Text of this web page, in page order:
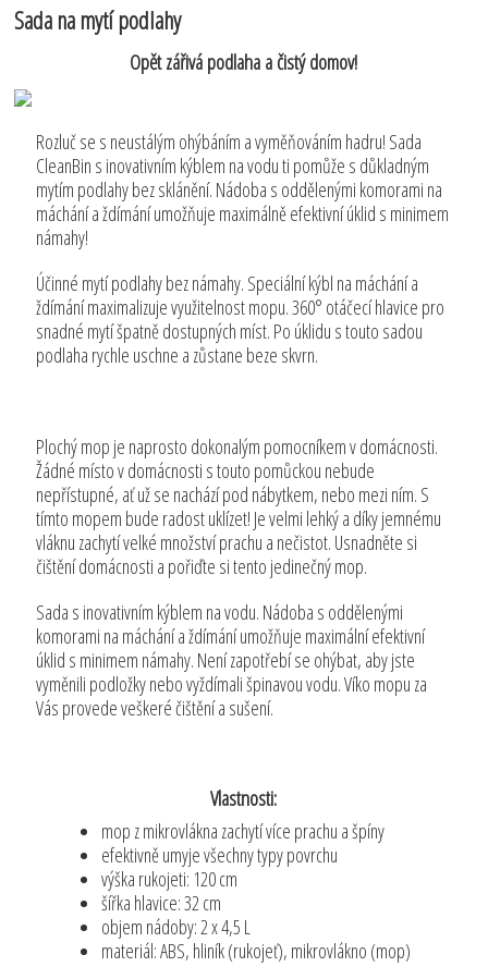
Sada na mytí podlahy
Opět zářivá podlaha a čistý domov!
Rozluč se s neustálým ohýbáním a vyměňováním hadru! Sada
CleanBin s inovativním kýblem na vodu ti pomůže s důkladným
mytím podlahy bez sklánění. Nádoba s oddělenými komorami na
máchání a ždímání umožňuje maximálně efektivní úklid s minimem
námahy!
Účinné mytí podlahy bez námahy. Speciální kýbl na máchání a
ždímání maximalizuje využitelnost mopu. 360° otáčecí hlavice pro
snadné mytí špatně dostupných míst. Po úklidu s touto sadou
podlaha rychle uschne a zůstane beze skvrn.
Plochý mop je naprosto dokonalým pomocníkem v domácnosti.
Žádné místo v domácnosti s touto pomůckou nebude
nepřístupné, ať už se nachází pod nábytkem, nebo mezi ním. S
tímto mopem bude radost uklízet! Je velmi lehký a díky jemnému
vláknu zachytí velké množství prachu a nečistot. Usnadněte si
čištění domácnosti a pořiďte si tento jedinečný mop.
Sada s inovativním kýblem na vodu. Nádoba s oddělenými
komorami na máchání a ždímání umožňuje maximální efektivní
úklid s minimem námahy. Není zapotřebí se ohýbat, aby jste
vyměnili podložky nebo vyždímali špinavou vodu. Víko mopu za
Vás provede veškeré čištění a sušení.
Vlastnosti:
mop z mikrovlákna zachytí více prachu a špíny
efektivně umyje všechny typy povrchu
výška rukojeti: 120 cm
šířka hlavice: 32 cm
objem nádoby: 2 x 4,5 L
materiál: ABS, hliník (rukojeť), mikrovlákno (mop)